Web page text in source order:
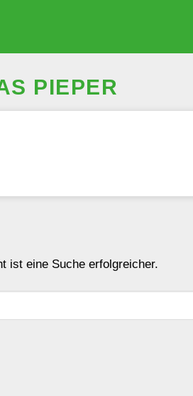
PIEPER
ist eine Suche erfolgreicher.